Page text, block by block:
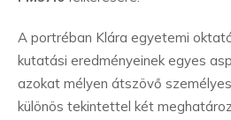
A portréban Klára egyetemi
kutatási eredményeinek egyes
azokat mélyen átszövő
különös tekintettel két